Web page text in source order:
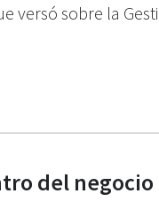
versó sobre la
del negocio